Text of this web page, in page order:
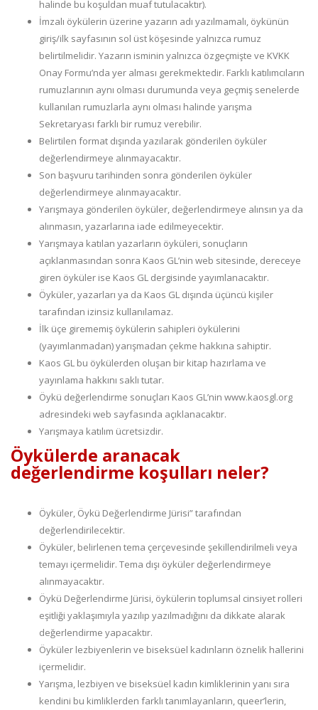
halinde bu koşuldan muaf tutulacaktır).
İmzalı öykülerin üzerine yazarın adı yazılmamalı, öykünün
giriş/ilk sayfasının sol üst köşesinde yalnızca rumuz
belirtilmelidir. Yazarın isminin yalnızca özgeçmişte ve KVKK
Onay Formu’nda yer alması gerekmektedir. Farklı katılımcıların
rumuzlarının aynı olması durumunda veya geçmiş senelerde
kullanılan rumuzlarla aynı olması halinde yarışma
Sekretaryası farklı bir rumuz verebilir.
Belirtilen format dışında yazılarak gönderilen öyküler
değerlendirmeye alınmayacaktır.
Son başvuru tarihinden sonra gönderilen öyküler
değerlendirmeye alınmayacaktır.
Yarışmaya gönderilen öyküler, değerlendirmeye alınsın ya da
alınmasın, yazarlarına iade edilmeyecektir.
Yarışmaya katılan yazarların öyküleri, sonuçların
açıklanmasından sonra Kaos GL’nin web sitesinde, dereceye
giren öyküler ise Kaos GL dergisinde yayımlanacaktır.
Öyküler, yazarları ya da Kaos GL dışında üçüncü kişiler
tarafından izinsiz kullanılamaz.
İlk üçe girememiş öykülerin sahipleri öykülerini
(yayımlanmadan) yarışmadan çekme hakkına sahiptir.
Kaos GL bu öykülerden oluşan bir kitap hazırlama ve
yayınlama hakkını saklı tutar.
Öykü değerlendirme sonuçları Kaos GL’nin www.kaosgl.org
adresindeki web sayfasında açıklanacaktır.
Yarışmaya katılım ücretsizdir.
Öykülerde aranacak
değerlendirme koşulları neler?
Öyküler, Öykü Değerlendirme Jürisi” tarafından
değerlendirilecektir.
Öyküler, belirlenen tema çerçevesinde şekillendirilmeli veya
temayı içermelidir. Tema dışı öyküler değerlendirmeye
alınmayacaktır.
Öykü Değerlendirme Jürisi, öykülerin toplumsal cinsiyet rolleri
eşitliği yaklaşımıyla yazılıp yazılmadığını da dikkate alarak
değerlendirme yapacaktır.
Öyküler lezbiyenlerin ve biseksüel kadınların öznelik hallerini
içermelidir.
Yarışma, lezbiyen ve biseksüel kadın kimliklerinin yanı sıra
kendini bu kimliklerden farklı tanımlayanların, queer’lerin,